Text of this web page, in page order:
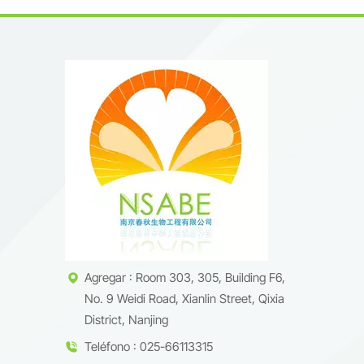
Agregar : Room 303, 305, Building F6,
No. 9 Weidi Road, Xianlin Street, Qixia
District, Nanjing
Teléfono : 025-66113315